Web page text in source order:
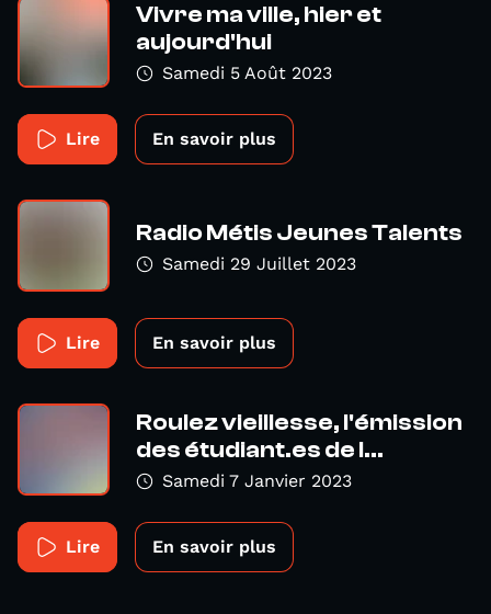
Vivre ma ville, hier et
aujourd'hui
Samedi 5 Août 2023
Lire En savoir plus
Radio Métis Jeunes Talents
Samedi 29 Juillet 2023
Lire En savoir plus
Roulez vieillesse, l'émission
des étudiant.es de l...
Samedi 7 Janvier 2023
Lire En savoir plus